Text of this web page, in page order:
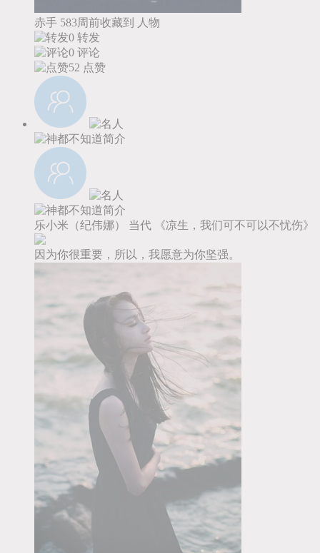
赤手 583周前收藏到
人物
0 转发
0 评论
52 点赞
乐小米（纪伟娜） 当代 《凉生，我们可不可以不忧伤》
因为你很重要，所以，我愿意为你坚强。